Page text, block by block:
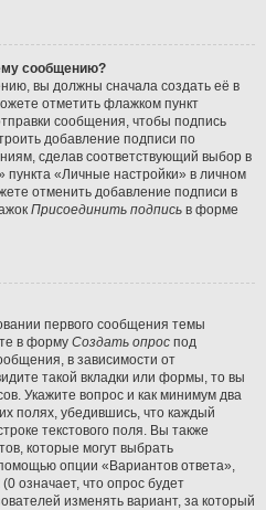
сообщению?
вы должны сначала создать её в
отметить флажком пункт
сообщения, чтобы подпись
добавление подписи по
сделав соответствующий выбор в
«Личные настройки» в личном
отменить добавление подписи в
Присоединить подпись в форме
первого сообщения темы
в форму Создать опрос под
в зависимости от
такой вкладки или формы, то вы
Укажите вопрос и как минимум два
полях, убедившись, что каждый
текстового поля. Вы также
которые могут выбрать
опции «Вариантов ответа»,
означает, что опрос будет
изменять вариант, за который